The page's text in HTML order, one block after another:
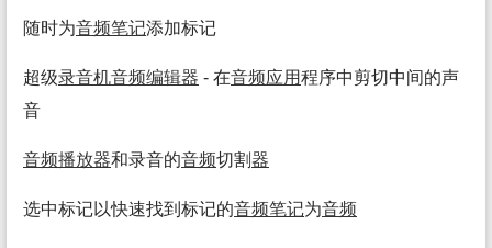
随时为音频笔记添加标记
超级录音机音频编辑器 - 在音频应用程序中剪切中间的声
音
音频播放器和录音的音频切割器
选中标记以快速找到标记的音频笔记为音频